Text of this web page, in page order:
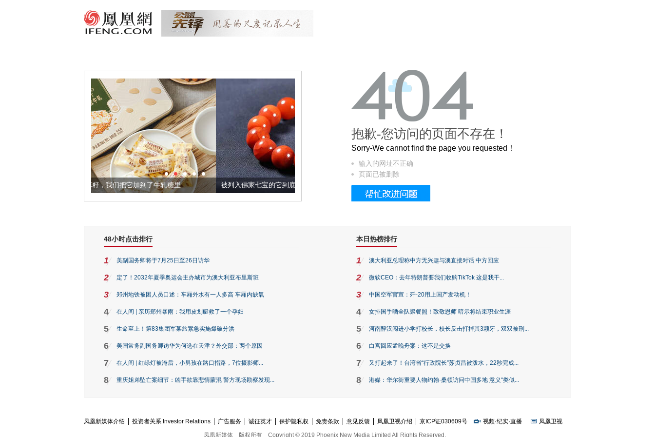
康的黄金亚麻籽，我们把它加到了牛轧糖里 被列入佛家七宝的它到底有多美？ 这个3.2米的长卷，还原了600岁的紫禁城
抱歉-您访问的页面不存在！
Sorry-We cannot find the page you requested！
输入的网址不正确
页面已被删除
48小时点击排行
1 美副国务卿将于7月25日至26日访华
2 定了！2032年夏季奥运会主办城市为澳大利亚布里斯班
3 郑州地铁被困人员口述：车厢外水有一人多高 车厢内缺氧
4 在人间 | 亲历郑州暴雨：我用皮划艇救了一个孕妇
5 生命至上！第83集团军某旅紧急实施爆破分洪
6 美国常务副国务卿访华为何选在天津？外交部：两个原因
7 在人间 | 红绿灯被淹后，小男孩在路口指路，7位摄影师...
8 重庆姐弟坠亡案细节：凶手欲靠悲情蒙混 警方现场勘察发现...
本日热榜排行
1 澳大利亚总理称中方无兴趣与澳直接对话 中方回应
2 微软CEO：去年特朗普要我们收购TikTok 这是我干...
3 中国空军官宣：歼-20用上国产发动机！
4 女排国手晒全队聚餐照！致敬恩师 暗示将结束职业生涯
5 河南醉汉闯进小学打校长，校长反击打掉其3颗牙，双双被刑...
6 白宫回应孟晚舟案：这不是交换
7 又打起来了！台湾省“行政院长”苏贞昌被泼水，22秒完成...
8 港媒：华尔街重要人物约翰·桑顿访问中国多地 意义“类似...
凤凰新媒体介绍 投资者关系 Investor Relations 广告服务 诚征英才 保护隐私权 免责条款 意见反馈 凤凰卫视介绍 京ICP证030609号 视频·纪实·直播
凤凰卫视
凤凰新媒体
版权所有 Copyright © 2019 Phoenix New Media Limited All Rights Reserved.